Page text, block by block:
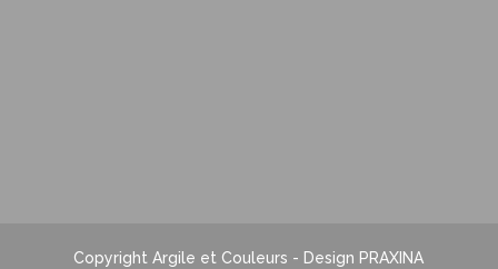
Copyright Argile et Couleurs - Design PRAXINA